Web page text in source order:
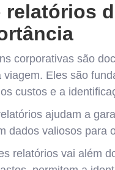
relatórios
corporativas são
viagem. Eles são
custos e a
ajudam a
dados valiosos para
relatórios vai além